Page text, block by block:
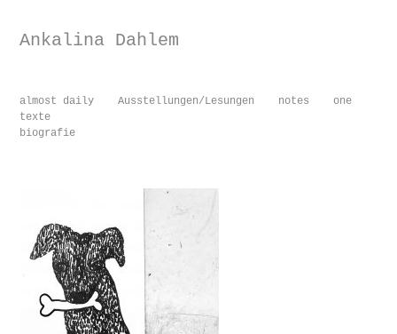
Ankalina Dahlem
almost daily Ausstellungen/Lesungen notes
one
texte
biografie